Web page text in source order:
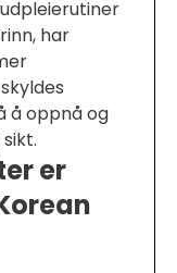
har
å oppnå og
er